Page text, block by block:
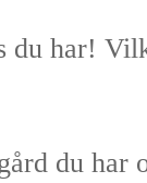
du har!
du har